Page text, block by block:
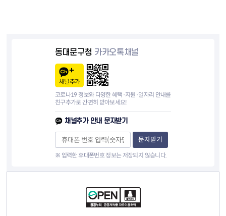
동대문구청 카카오톡채널
채널추가
코로나19 정보와 다양한 혜택·지원·일자리 안내를
친구추가로 간편히 받아보세요!
채널추가 안내 문자받기
문자받기
※ 입력한 휴대폰번호 정보는 저장되지 않습니다.